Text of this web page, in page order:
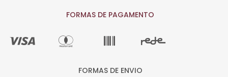
FORMAS DE PAGAMENTO
FORMAS DE ENVIO